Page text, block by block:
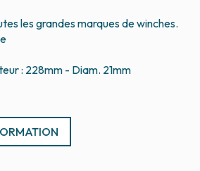
les grandes marques de winches.
: 228mm - Diam. 21mm